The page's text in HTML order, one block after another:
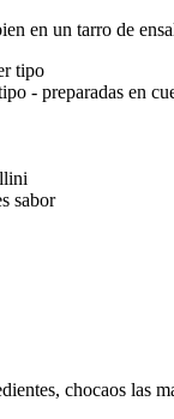
en un tarro de
tipo
- preparadas en
sabor
chocaos las